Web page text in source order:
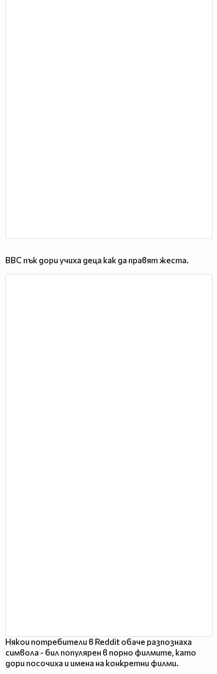
BBC пък дори учиха деца как да правят жеста.
Някои потребители в Reddit обаче разпознаха
символа - бил популярен в порно филмите, като
дори посочиха и имена на конкретни филми.